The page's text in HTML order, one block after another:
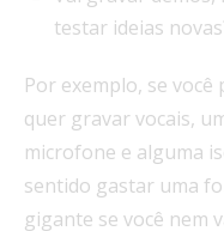
testar ideias
Por exemplo, se você
quer gravar vocais,
microfone e alguma
sentido gastar uma
gigante se você nem